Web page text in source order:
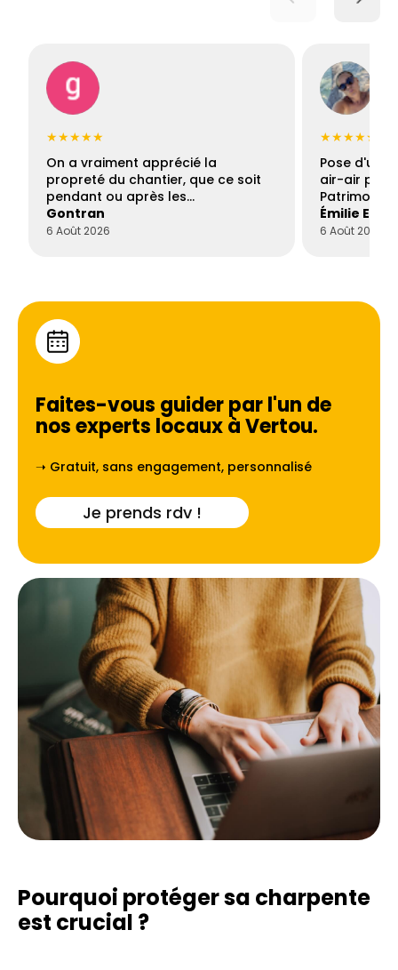
★★★★★
On a vraiment apprécié la
propreté du chantier, que ce soit
pendant ou après les…
Gontran
6 Août 2026
★★★★★
Pose d'une
air-air par
Patrimoine
Émilie
6 Août 2026
Faites-vous guider par l'un de
nos experts locaux àVertou.
➝ Gratuit, sans engagement, personnalisé
Je prends rdv !
Pourquoi protéger sa charpente
est crucial ?